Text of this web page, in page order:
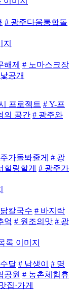
# 광주다움통합돌
해제 # 노마스크장
공개
프로젝트 # Y-프
의 공간 # 광주와
가돌봐줄게 # 광
힐링할게 # 광주가
억 # 원조의맛 # 광
공원 # 농촌체험휴
집·가게